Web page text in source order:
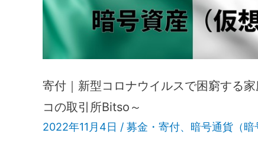
寄付｜新型コロナウイルスで困窮する
コの取引所Bitso～
2022年11月4日 / 募金・寄付、 暗号通貨（暗